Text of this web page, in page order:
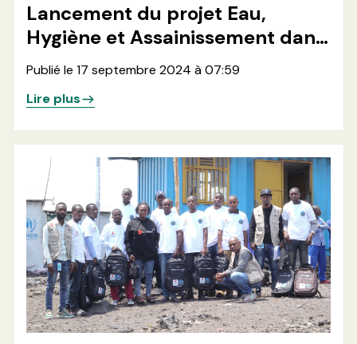
Lancement du projet Eau,
Hygiène et Assainissement dans
les zones de santé de Kalehe et
Minova en Province du Sud Kivu
Publié le 17 septembre 2024 à 07:59
Lire plus